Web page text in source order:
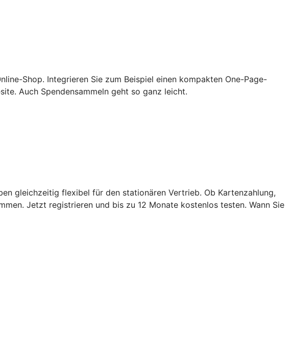
Shop. Integrieren Sie zum Beispiel einen kompakten One-Page-
Auch Spendensammeln geht so ganz leicht.
gleichzeitig flexibel für den stationären Vertrieb. Ob Kartenzahlung,
Jetzt registrieren und bis zu 12 Monate kostenlos testen. Wann Sie